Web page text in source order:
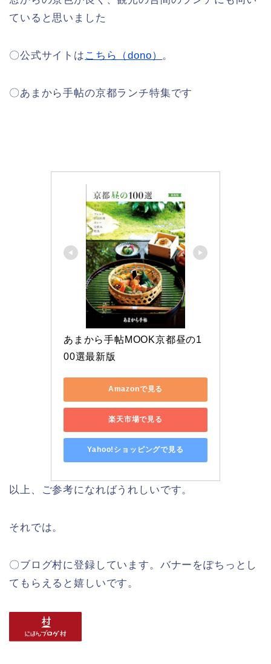
ていると思いました
〇公式サイトは こちら（dono） 。
〇あまから手帖の京都ランチ特集です
あまから手帖MOOK京都昼の1
00選最新版
Amazonで見る
楽天市場で見る
Yahoo!ショッピングで見る
以上、ご参考になればうれしいです。
それでは。
〇ブログ村に登録しています。バナーをぽちっとし
てもらえると嬉しいです。